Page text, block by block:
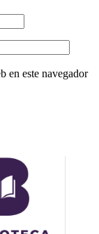
en este navegador